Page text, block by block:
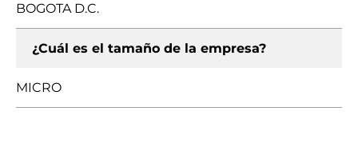
BOGOTA D.C.
¿Cuál es el tamaño de la empresa?
MICRO